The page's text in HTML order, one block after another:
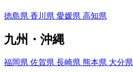
徳島県 香川県 愛媛県 高知県
九州・沖縄
福岡県 佐賀県 長崎県 熊本県 大分県